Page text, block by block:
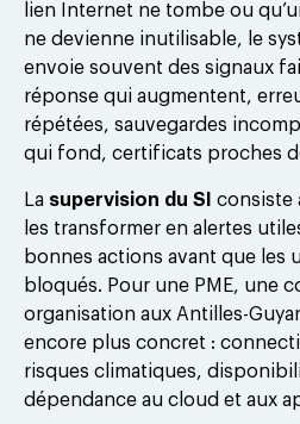
lien Internet ne tombe ou
ne devienne inutilisable, le
envoie souvent des signaux
réponse qui augmentent,
répétées, sauvegardes
qui fond, certificats proches
La supervision du SI
consiste
les transformer en alertes
bonnes actions avant que les
bloqués. Pour une PME, une
organisation aux Antilles-
encore plus concret :
risques climatiques,
dépendance au cloud et aux